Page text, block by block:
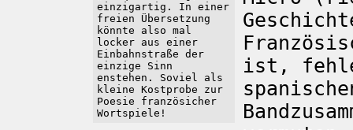
einzigartig. In einer
freien Übersetzung
könnte also mal
locker aus einer
Einbahnstraße der
einzige Sinn
enstehen. Soviel als
kleine Kostprobe zur
Poesie französicher
Wortspiele!
ist,